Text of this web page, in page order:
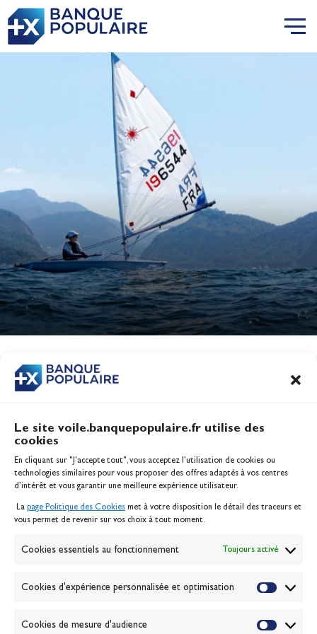
Le site voile.banquepopulaire.fr utilise des
cookies
En cliquant sur "J'accepte tout", vous acceptez l’utilisation de cookies ou
technologies similaires pour vous proposer des offres adaptés à vos centres
d’intérêt et vous garantir une meilleure expérience utilisateur.
La page Politique des Cookies met à votre disposition le détail des traceurs et
vous permet de revenir sur vos choix à tout moment.
Cookies essentiels au fonctionnement Toujours activé
Cookies d'expérience personnalisée et optimisation
Cookies de mesure d'audience
CONTENU
Lauriane Nolot en or à Long
Beach, sur le plan d'eau des
Jeux Olympiques 2028
Inscription serveur média
Contact
Politique des cookies
Banque de la voile
Passion Voile TV